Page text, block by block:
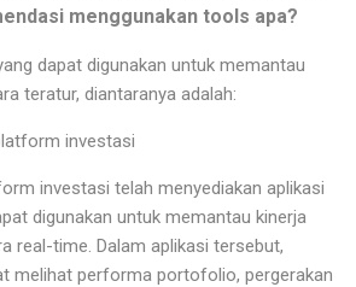
menggunakan tools apa?
dapat digunakan untuk memantau
teratur, diantaranya adalah:
investasi
investasi telah menyediakan aplikasi
digunakan untuk memantau kinerja
real-time. Dalam aplikasi tersebut,
melihat performa portofolio, pergerakan